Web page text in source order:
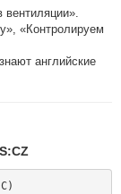
«Контролируем
английские